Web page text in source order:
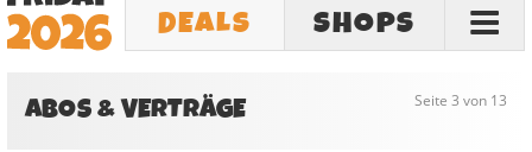
DEALS SHOPS
Seite 3 von 13
ABOS & VERTRÄGE